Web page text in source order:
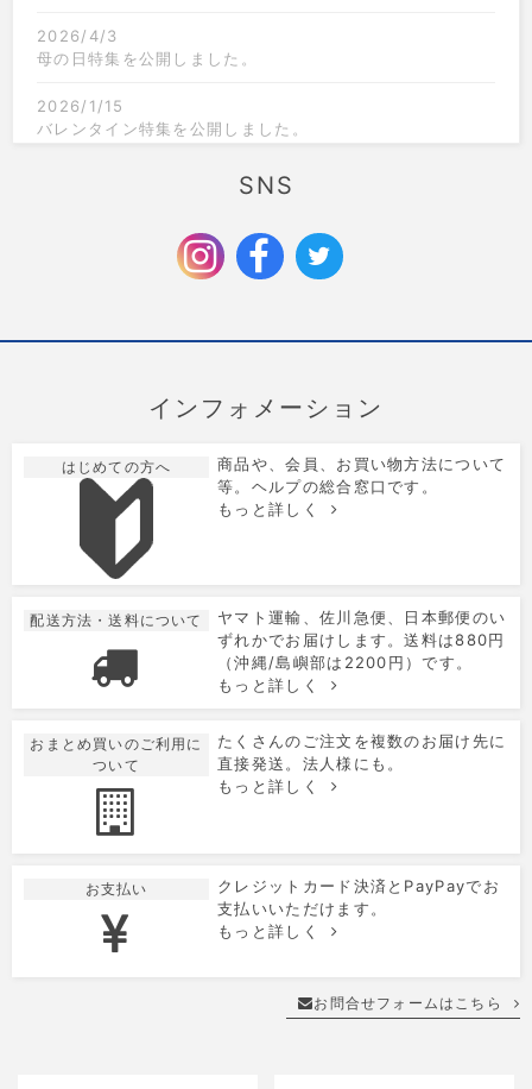
2026/4/3
母の日特集を公開しました。
2026/1/15
バレンタイン特集を公開しました。
クリスマス限定のラッピングを追加しました。
お歳暮特集を公開しました。
SNS
インフォメーション
はじめての方へ
商品や、会員、お買い物方法について
等。ヘルプの総合窓口です。
もっと詳しく
配送方法・送料について
ヤマト運輸、佐川急便、日本郵便のい
ずれかでお届けします。送料は880円
（沖縄/島嶼部は2200円）です。
もっと詳しく
おまとめ買いのご利用に
ついて
たくさんのご注文を複数のお届け先に
直接発送。法人様にも。
もっと詳しく
お支払い
クレジットカード決済とPayPayでお
支払いいただけます。
もっと詳しく
お問合せフォームはこちら